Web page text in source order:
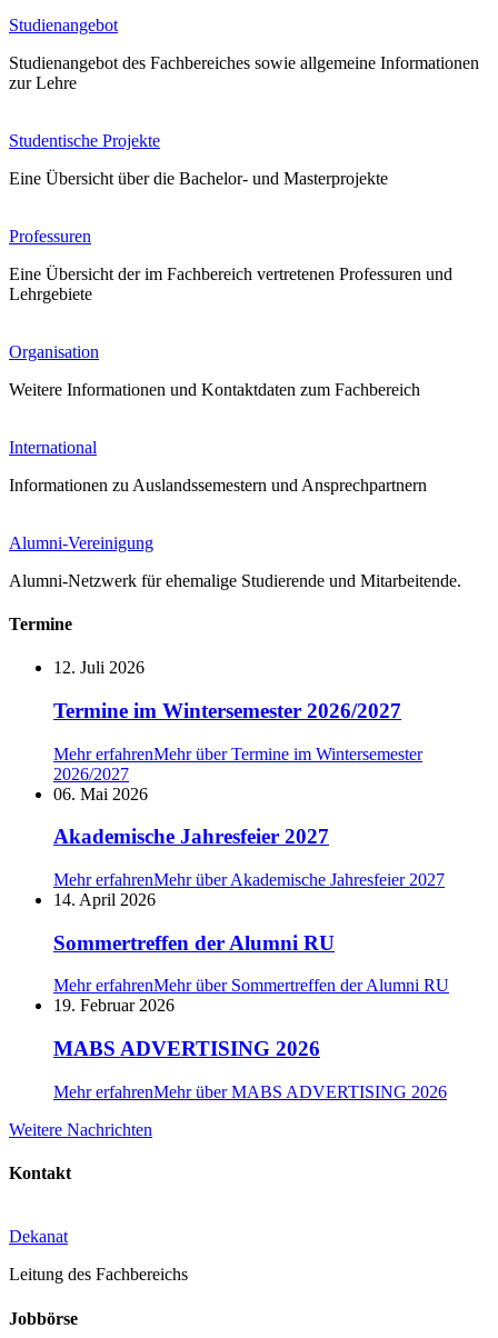
Studienangebot
Studienangebot des Fachbereiches sowie allgemeine Informationen
zur Lehre
Studentische Projekte
Eine Übersicht über die Bachelor- und Masterprojekte
Professuren
Eine Übersicht der im Fachbereich vertretenen Professuren und
Lehrgebiete
Organisation
Weitere Informationen und Kontaktdaten zum Fachbereich
International
Informationen zu Auslandssemestern und Ansprechpartnern
Alumni-Vereinigung
Alumni-Netzwerk für ehemalige Studierende und Mitarbeitende.
Termine
12. Juli 2026
Termine im Wintersemester 2026/2027
Mehr erfahrenMehr über Termine im Wintersemester
2026/2027
06. Mai 2026
Akademische Jahresfeier 2027
Mehr erfahrenMehr über Akademische Jahresfeier 2027
14. April 2026
Sommertreffen der Alumni RU
Mehr erfahrenMehr über Sommertreffen der Alumni RU
19. Februar 2026
MABS ADVERTISING 2026
Mehr erfahrenMehr über MABS ADVERTISING 2026
Weitere Nachrichten
Kontakt
Dekanat
Leitung des Fachbereichs
Jobbörse